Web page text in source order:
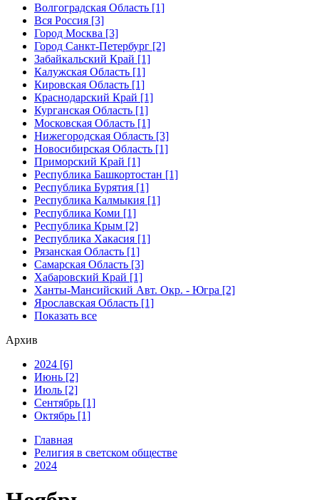
Волгоградская Область [1]
Вся Россия [3]
Город Москва [3]
Город Санкт-Петербург [2]
Забайкальский Край [1]
Калужская Область [1]
Кировская Область [1]
Краснодарский Край [1]
Курганская Область [1]
Московская Область [1]
Нижегородская Область [3]
Новосибирская Область [1]
Приморский Край [1]
Республика Башкортостан [1]
Республика Бурятия [1]
Республика Калмыкия [1]
Республика Коми [1]
Республика Крым [2]
Республика Хакасия [1]
Рязанская Область [1]
Самарская Область [3]
Хабаровский Край [1]
Ханты-Мансийский Авт. Окр. - Югра [2]
Ярославская Область [1]
Показать все
Архив
2024 [6]
Июнь [2]
Июль [2]
Сентябрь [1]
Октябрь [1]
Главная
Религия в светском обществе
2024